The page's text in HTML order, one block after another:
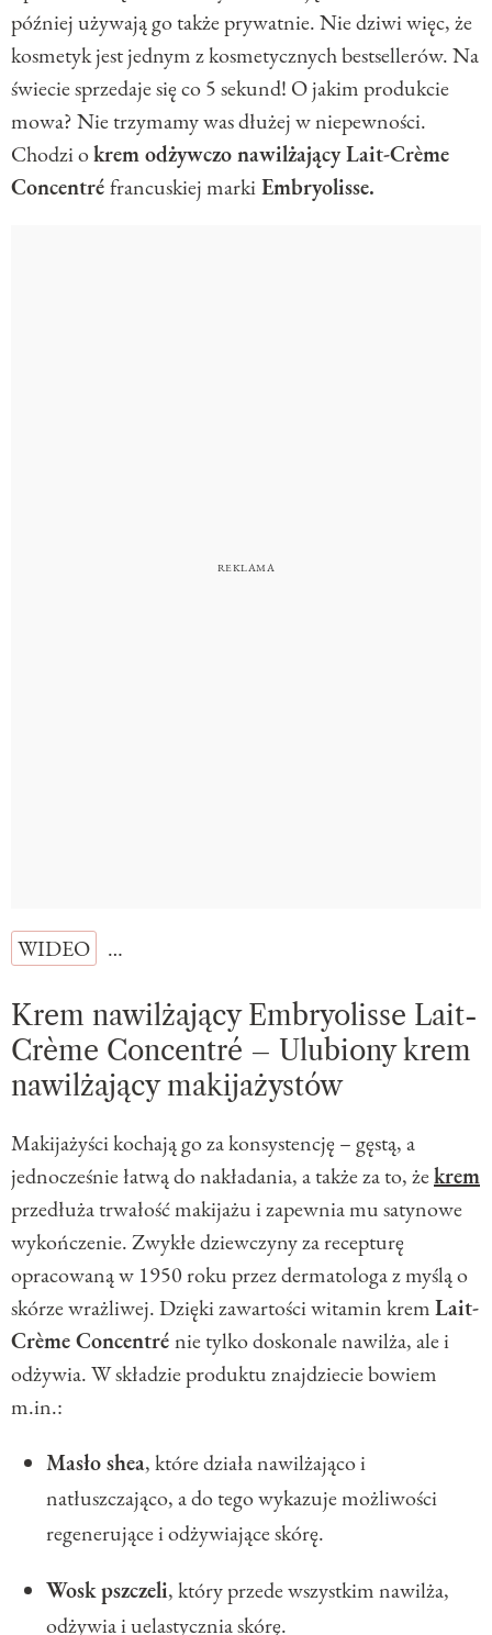
później używają go także prywatnie. Nie dziwi więc, że
kosmetyk jest jednym z kosmetycznych bestsellerów. Na
świecie sprzedaje się co 5 sekund! O jakim produkcie
mowa? Nie trzymamy was dłużej w niepewności.
Chodzi okrem odżywczo nawilżający Lait-Crème
Concentréfrancuskiej markiEmbryolisse.
WIDEO …
Krem nawilżający Embryolisse Lait-
Crème Concentré – Ulubiony krem
nawilżający makijażystów
Makijażyści kochają go za konsystencję – gęstą, a
jednocześnie łatwą do nakładania, a także za to, żekrem
przedłuża trwałość makijażu i zapewnia mu satynowe
wykończenie. Zwykłe dziewczyny za recepturę
opracowaną w 1950 roku przez dermatologa z myślą o
skórze wrażliwej. Dzięki zawartości witamin kremLait-
Crème Concentrénie tylko doskonale nawilża, ale i
odżywia. W składzie produktu znajdziecie bowiem
m.in.:
Masło shea, które działa nawilżająco i
natłuszczająco, a do tego wykazuje możliwości
regenerujące i odżywiające skórę.
Wosk pszczeli, który przede wszystkim nawilża,
odżywia i uelastycznia skórę.